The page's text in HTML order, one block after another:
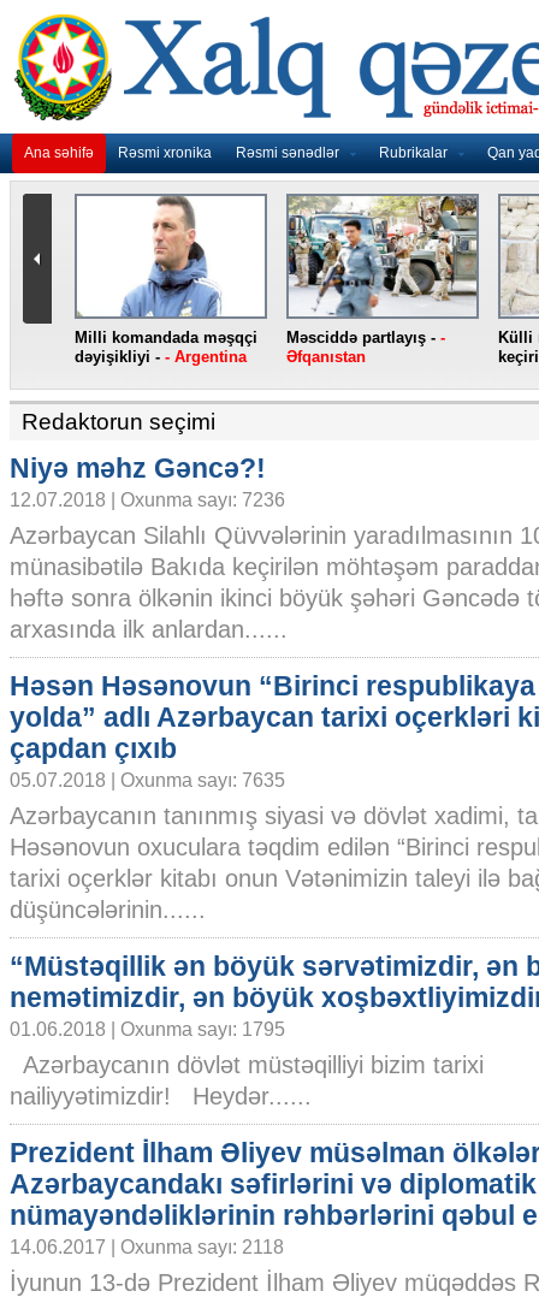
Ana səhifə Rəsmi xronika Rəsmi sənədlər Rubrikalar Qan
“Atletiko” Lemarı transfer
edib - - İspaniya
İqamətgah Kadisə
köçürüləcək -
Redaktorun seçimi
Niyə məhz Gəncə?!
12.07.2018 | Oxunma sayı: 7236
Azərbaycan Silahlı Qüvvələrinin yaradılmasının
münasibətilə Bakıda keçirilən möhtəşəm
həftə sonra ölkənin ikinci böyük şəhəri Gəncədə
arxasında ilk anlardan......
Həsən Həsənovun “Birinci
yolda” adlı Azərbaycan tarixi oçerkləri
çapdan çıxıb
05.07.2018 | Oxunma sayı: 7635
Azərbaycanın tanınmış siyasi və dövlət xadimi,
Həsənovun oxuculara təqdim edilən “Birinci
tarixi oçerklər kitabı onun Vətənimizin taleyi ilə
düşüncələrinin......
“Müstəqillik ən böyük sərvətimizdir, ən
nemətimizdir, ən böyük
01.06.2018 | Oxunma sayı: 1795
Azərbaycanın dövlət müstəqilliyi bizim tarixi
nailiyyətimizdir! Heydər......
Prezident İlham Əliyev müsəlman
Azərbaycandakı səfirlərini və diplomatik
nümayəndəliklərinin rəhbərlərini qəbul
14.06.2017 | Oxunma sayı: 2118
İyunun 13-də Prezident İlham Əliyev müqəddəs